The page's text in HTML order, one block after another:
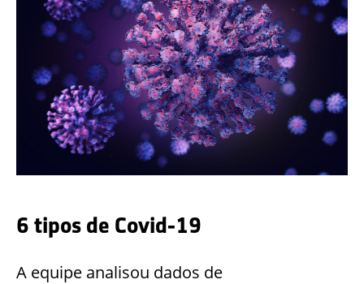
6 tipos de Covid-19
A equipe analisou dados de